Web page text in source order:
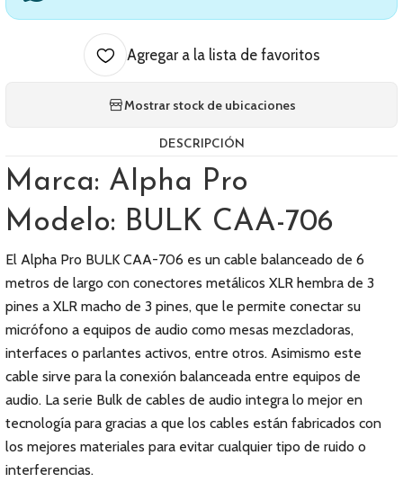
Agregar a la lista de favoritos
Mostrar stock de ubicaciones
DESCRIPCIÓN
Marca: Alpha Pro
Modelo: BULK CAA-706
El Alpha Pro BULK CAA-706 es un cable balanceado de 6
metros de largo con conectores metálicos XLR hembra de 3
pines a XLR macho de 3 pines, que le permite conectar su
micrófono a equipos de audio como mesas mezcladoras,
interfaces o parlantes activos, entre otros. Asimismo este
cable sirve para la conexión balanceada entre equipos de
audio. La serie Bulk de cables de audio integra lo mejor en
tecnología para gracias a que los cables están fabricados con
los mejores materiales para evitar cualquier tipo de ruido o
interferencias.